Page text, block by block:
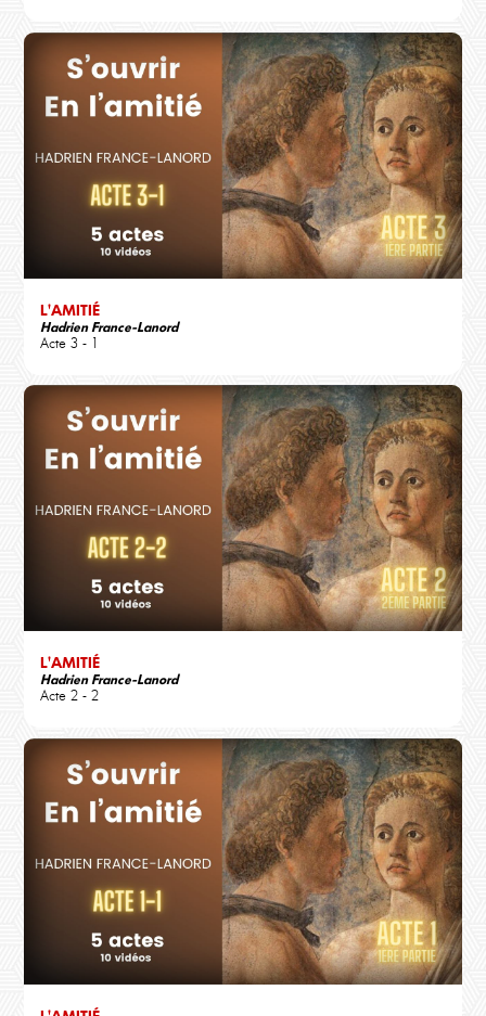
L'AMITIÉ
Hadrien France-Lanord
Acte 3 - 1
L'AMITIÉ
Hadrien France-Lanord
Acte 2 - 2